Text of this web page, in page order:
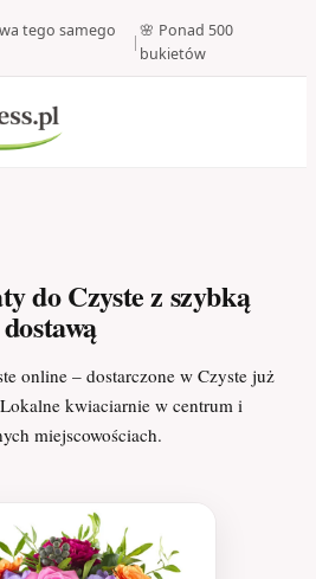
tego samego
|
🌸 Ponad 500
bukietów
do Czyste z szybką
dostawą
online – dostarczone w Czyste już
kwiaciarnie w centrum i
miejscowościach.